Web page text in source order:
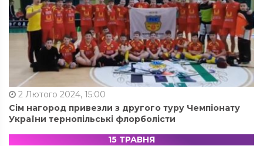
2 Лютого 2024, 15:00
Сім нагород привезли з другого туру Чемпіонату
України тернопільські флорболісти
15 ТРАВНЯ